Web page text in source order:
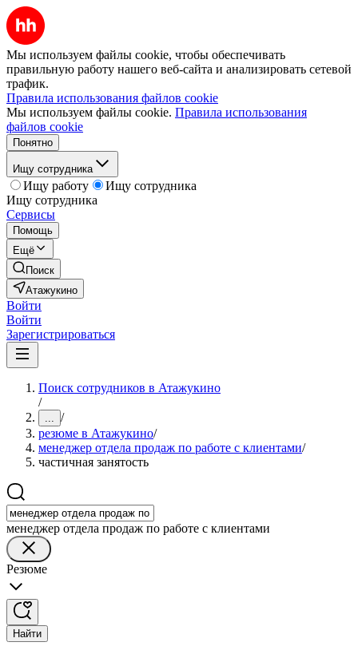
Мы используем файлы cookie, чтобы обеспечивать
правильную работу нашего веб-сайта и анализировать сетевой
трафик.
Правила использования файлов cookie
Мы используем файлы cookie. Правила использования
файлов cookie
Понятно
Ищу сотрудника
Ищу работу
Ищу сотрудника
Ищу сотрудника
Сервисы
Помощь
Ещё
Поиск
Атажукино
Войти
Войти
Зарегистрироваться
Поиск сотрудников в Атажукино
/
... /
резюме в Атажукино/
менеджер отдела продаж по работе с клиентами/
частичная занятость
менеджер отдела продаж по работе с клиентами
Резюме
Найти